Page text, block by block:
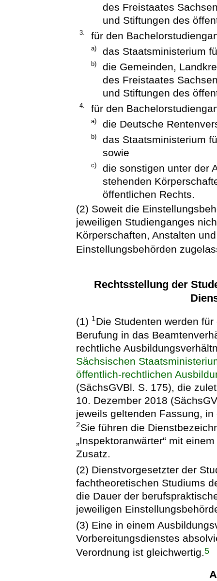
des Freistaates
und Stiftungen des
3. für den
a) das Staatsministerium
b)
die Gemeinden,
des Freistaates
und Stiftungen des
4. für den
a) die Deutsche
b)
das Staatsministerium
sowie
c)
die sonstigen unter der
stehenden
öffentlichen Rechts.
(2) Soweit die
jeweiligen Studienganges
Körperschaften, Anstalten
Einstellungsbehörden
Rechtsstellung der
(1) 1Die Studenten werden
Berufung in das
rechtliche
Sächsischen
öffentlich-rechtlichen
(SächsGVBl. S. 175), die
10. Dezember 2018
jeweils geltenden Fassung,
2Sie führen die
„Inspektoranwärter“ mit
Zusatz.
(2) Dienstvorgesetzter der
fachtheoretischen Studiums
die Dauer der
jeweiligen
(3) Eine in einem
Vorbereitungsdienstes
Verordnung ist gleichwertig.5